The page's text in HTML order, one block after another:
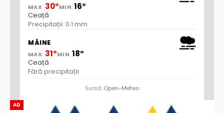
AD
MAX 30°MIN 16°
Ceață
Precipitații: 0.1 mm
MÂINE
MAX 31°MIN 18°
Ceață
Fără precipitații
Sursă: Open-Meteo